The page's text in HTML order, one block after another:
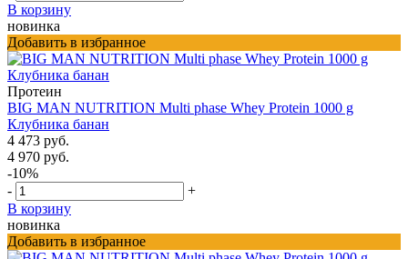
В корзину
новинка
Добавить в избранное
Протеин
BIG MAN NUTRITION Multi phase Whey Protein 1000 g
Клубника банан
4 473 руб.
4 970 руб.
-10%
-
+
В корзину
новинка
Добавить в избранное